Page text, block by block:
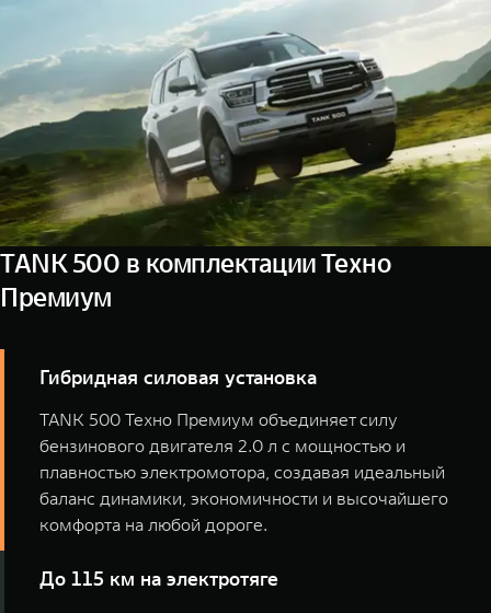
TANK 500 в комплектации Техно
Премиум
Гибридная силовая установка
TANK 500 Техно Премиум объединяет силу
бензинового двигателя 2.0 л с мощностью и
плавностью электромотора, создавая идеальный
баланс динамики, экономичности и высочайшего
комфорта на любой дороге.
До 115 км на электротяге